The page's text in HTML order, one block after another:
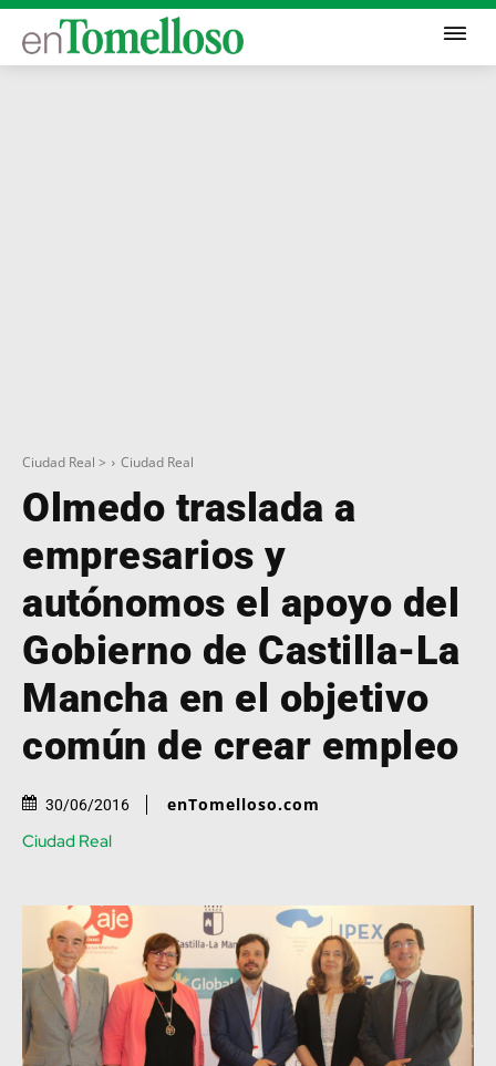
Ciudad Real > Ciudad Real
Olmedo traslada a
empresarios y
autónomos el apoyo del
Gobierno de Castilla-La
Mancha en el objetivo
común de crear empleo
30/06/2016 enTomelloso.com
Ciudad Real